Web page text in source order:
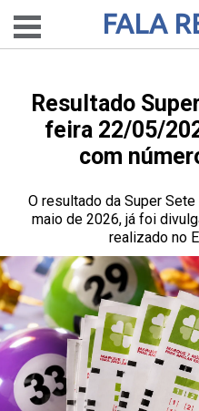
FALA
Resultado
feira 22/05/
com
O resultado da Super
maio de 2026, já foi
realizado no